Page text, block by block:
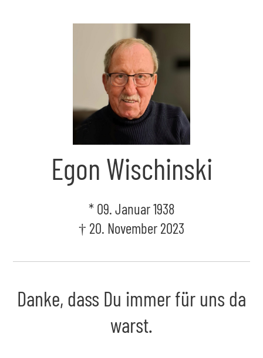
Egon Wischinski
* 09. Januar 1938
† 20. November 2023
Danke, dass Du immer für uns da
warst.